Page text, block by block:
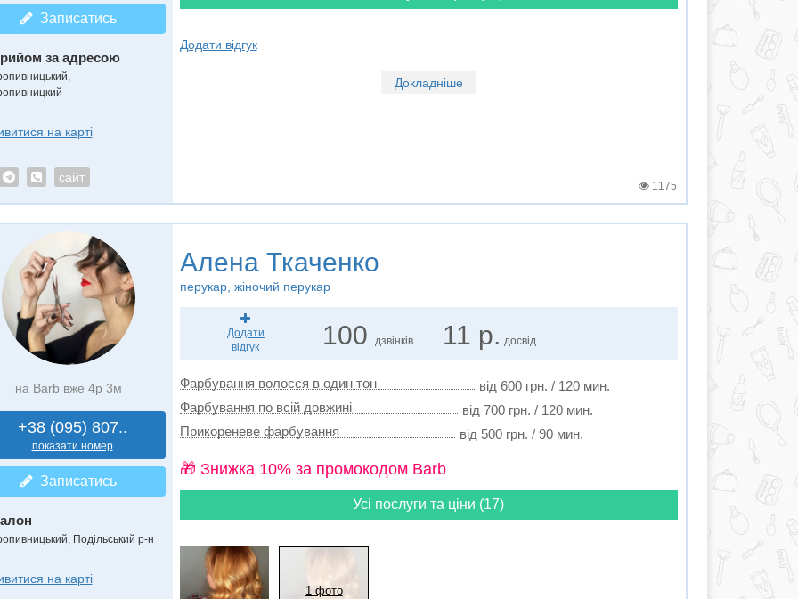
Записатись
за адресою
на карті
сайт
Додати відгук
Докладніше
1175
на Barb вже 4р 3м
+38 (095) 807..
показати номер
Записатись
Подільський р-н
на карті
Алена Ткаченко
перукар, жіночий перукар
Додати
відгук
100 дзвінків 11 р. досвід
Фарбування волосся в один тон
від 600 грн. / 120 мин.
Фарбування по всій довжині
від 700 грн. / 120 мин.
Прикореневе фарбування
від 500 грн. / 90 мин.
🎁 Знижка 10% за промокодом Barb
Усі послуги та ціни (17)
1 фото